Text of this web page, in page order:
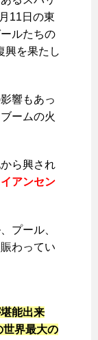
11日の東
ルたちの
興を果たし
響もあっ
ームの火
ら興され
アンセン
プール、
わってい
能出来
世界最大の